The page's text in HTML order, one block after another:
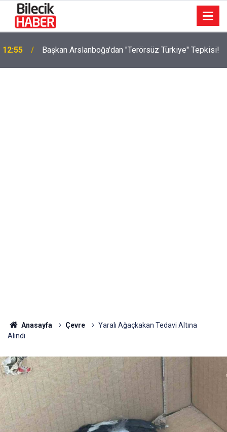
12:55 Başkan Arslanboğa'dan "Terörsüz Türkiye" Tepkisi!
Anasayfa Çevre
Yaralı Ağaçkakan Tedavi Altına
Alındı